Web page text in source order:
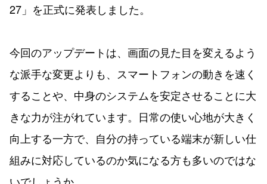
27」を正式に発表しました。
今回のアップデートは、画面の見た目を変えるよう
な派手な変更よりも、スマートフォンの動きを速く
することや、中身のシステムを安定させることに大
きな力が注がれています。日常の使い心地が大きく
向上する一方で、自分の持っている端末が新しい仕
組みに対応しているのか気になる方も多いのではな
いでしょうか。